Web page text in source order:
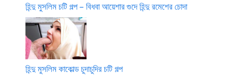
হিন্দু মুসলিম চটি গল্প – বিধবা আয়েশার গুদে হিন্দু রমেশের চোদা
হিন্দু মুসলিম কাকোল্ড চুদাচুদির চটি গল্প